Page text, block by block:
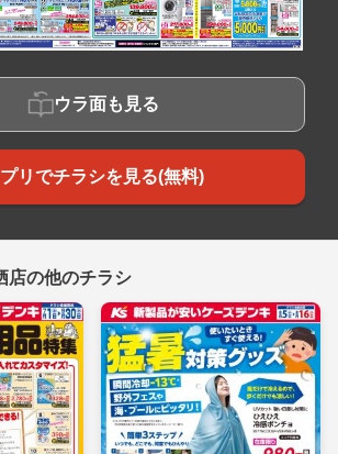
ウラ面も見る
リでチラシを見る(無料)
店の他のチラシ